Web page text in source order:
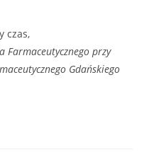
czas,
Farmaceutycznego przy
Gdańskiego